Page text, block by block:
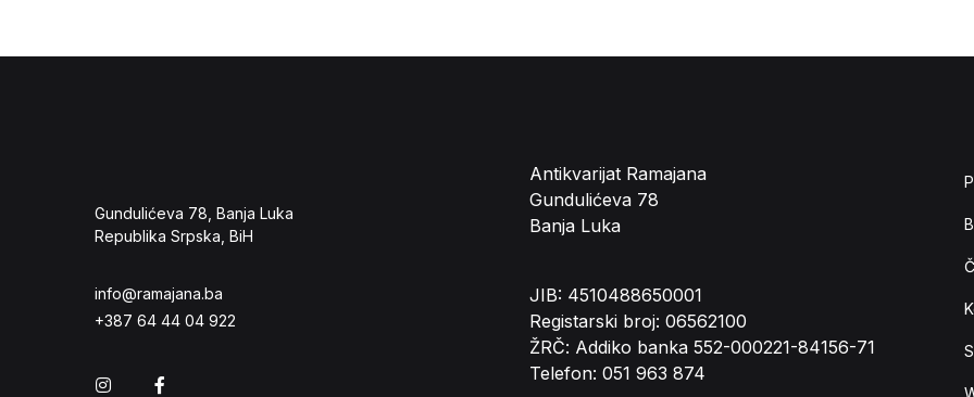
Gundulićeva 78, Banja Luka
Republika Srpska, BiH
info@ramajana.ba
+387 64 44 04 922
Instagram
Antikvarijat Ramajana
Gundulićeva 78
Banja Luka
JIB: 4510488650001
Registarski broj: 06562100
ŽRČ: Addiko banka 552-000221-84156-71
Telefon: 051 963 874